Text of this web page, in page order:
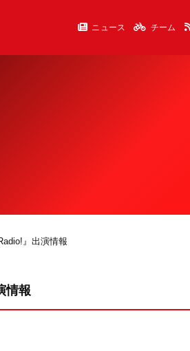
ニュース チーム
』出演情報
情報